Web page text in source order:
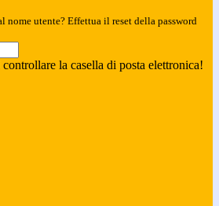
nome utente? Effettua il reset della password
la casella di posta elettronica!